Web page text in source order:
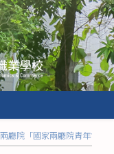
廳院「國家兩廳院青年會員